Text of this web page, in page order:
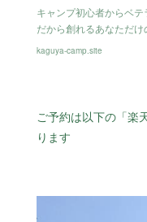
キャンプ初心者からベ
だから創れるあなただ
kaguya-camp.site
ご予約は以下の「楽
ります